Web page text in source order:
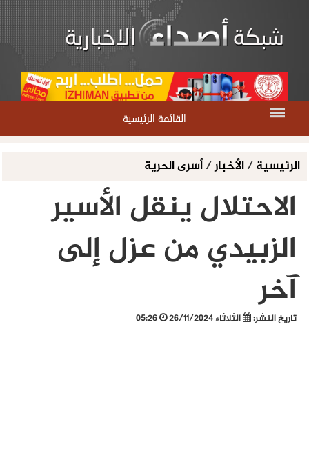
القائمة الرئيسية
الرئيسية/الأخبار/أسرى الحرية
الاحتلال ينقل الأسير
الزبيدي من عزل إلى
آخر
تاريخ النشر: الثلاثاء 26/11/2024